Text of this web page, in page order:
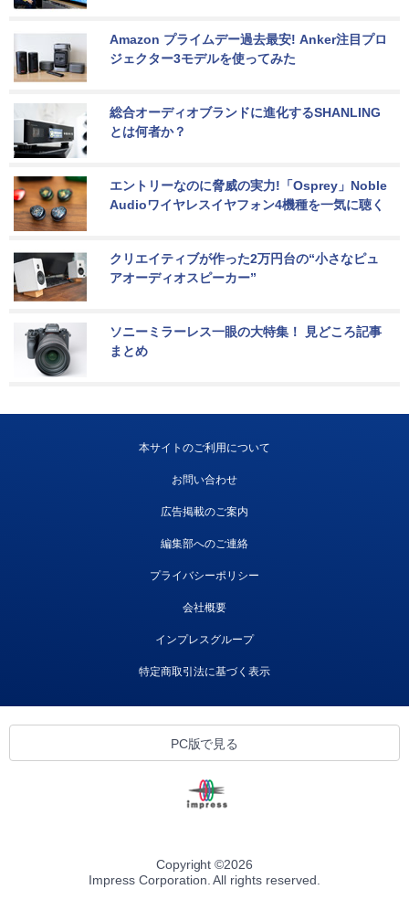
Amazon プライムデー過去最安! Anker注目プロ
ジェクター3モデルを使ってみた
総合オーディオブランドに進化するSHANLING
とは何者か？
エントリーなのに脅威の実力!「Osprey」Noble
Audioワイヤレスイヤフォン4機種を一気に聴く
クリエイティブが作った2万円台の“小さなピュ
アオーディオスピーカー”
ソニーミラーレス一眼の大特集！ 見どころ記事
まとめ
本サイトのご利用について
お問い合わせ
広告掲載のご案内
編集部へのご連絡
プライバシーポリシー
会社概要
インプレスグループ
特定商取引法に基づく表示
PC版で見る
Copyright ©2026
Impress Corporation. All rights reserved.